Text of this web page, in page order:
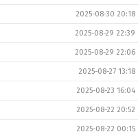
2025-08-30 20:18
2025-08-29 22:39
2025-08-29 22:06
2025-08-27 13:18
2025-08-23 16:04
2025-08-22 20:52
2025-08-22 00:15